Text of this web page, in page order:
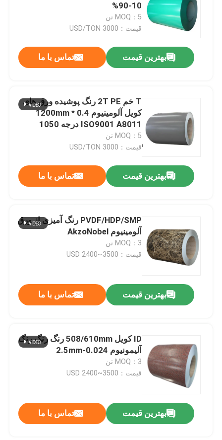
10-90%
MOQ：5 تن
قیمت：3000 USD/TON
بهترین قیمت تماس با ما
T خم 2T PE رنگ پوشیده ورق های
کویل آلومینیوم 0.4 * 1200mm
ISO9001 A8011 درجه 1050
MOQ：5 تن
قیمت：3000 USD/TON
بهترین قیمت تماس با ما
PVDF/HDP/SMP رنگ آمیزی از ورق
آلومینیوم AkzoNobel
MOQ：3 تن
قیمت：USD 2400~3500
بهترین قیمت تماس با ما
ID کویل 508/610mm رنگ رنگ رنگ
آلیمونیوم 0.024-2.5mm
MOQ：3 تن
قیمت：USD 2400~3500
بهترین قیمت تماس با ما